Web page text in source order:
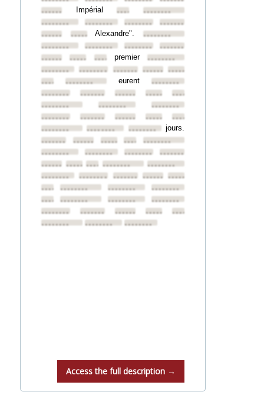
••••••••Impérial••••••••••••••••
••••••••
•••••••• ••••••••
••••••••
••••••••
••••••••Alexandre".••••••••
••••••••
•••••••• ••••••••
••••••••
••••••••••••••••••••••••
premier ••••••••
••••••••
•••••••• •••••••• ••••••••••••••••
•••••••••••••••• eurent ••••••••
••••••••
•••••••• •••••••• ••••••••••••••••
••••••••
••••••••
••••••••
••••••••
•••••••• •••••••• ••••••••••••••••
••••••••
•••••••• ••••••••
jours.
••••••••
••••••••••••••••••••••••••••••••
••••••••
•••••••• ••••••••
••••••••
••••••••••••••••••••••••••••••••
••••••••
••••••••
•••••••• •••••••• ••••••••••••••••
•••••••••••••••• ••••••••
••••••••
•••••••••••••••• ••••••••
••••••••
••••••••
•••••••• •••••••• ••••••••••••••••
••••••••
•••••••• ••••••••
Access the full description →